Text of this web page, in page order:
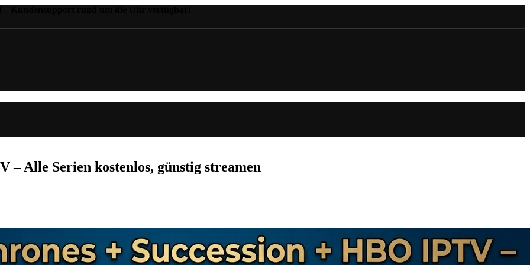
– Alle Serien kostenlos, günstig streamen